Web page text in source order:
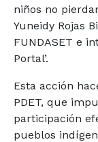
niños no
Yuneidy Rojas
FUNDASET e
Portal’.
Esta acción
PDET, que
participación
pueblos